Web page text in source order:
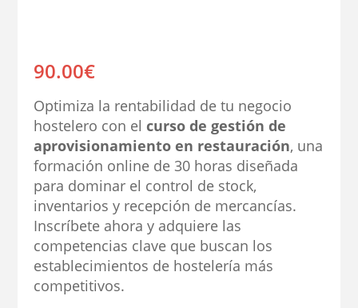
90.00€
Optimiza la rentabilidad de tu negocio
hostelero con el curso de gestión de
aprovisionamiento en restauración, una
formación online de 30 horas diseñada
para dominar el control de stock,
inventarios y recepción de mercancías.
Inscríbete ahora y adquiere las
competencias clave que buscan los
establecimientos de hostelería más
competitivos.